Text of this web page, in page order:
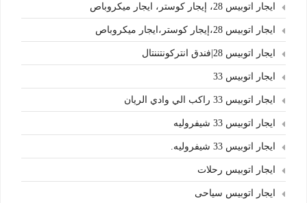
ايجار اتوبيس 28، إيجار كوستر، ايجار ميكروباص
ايجار اتوبيس 28،إيجار كوستر،ايجار ميكروباص
ايجار اتوبيس 28|فندق انتركونتننتال
ايجار اتوبيس 33
ايجار اتوبيس 33 راكب الي وادي الريان
ايجار اتوبيس 33 شيفروليه
ايجار اتوبيس 33 شيفروليه.
ايجار اتوبيس رحلات
ايجار اتوبيس سياحى